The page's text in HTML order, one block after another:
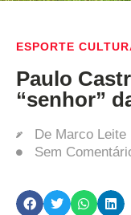
ESPORTE
Paulo
“senhor”
De Marco Leite
Sem